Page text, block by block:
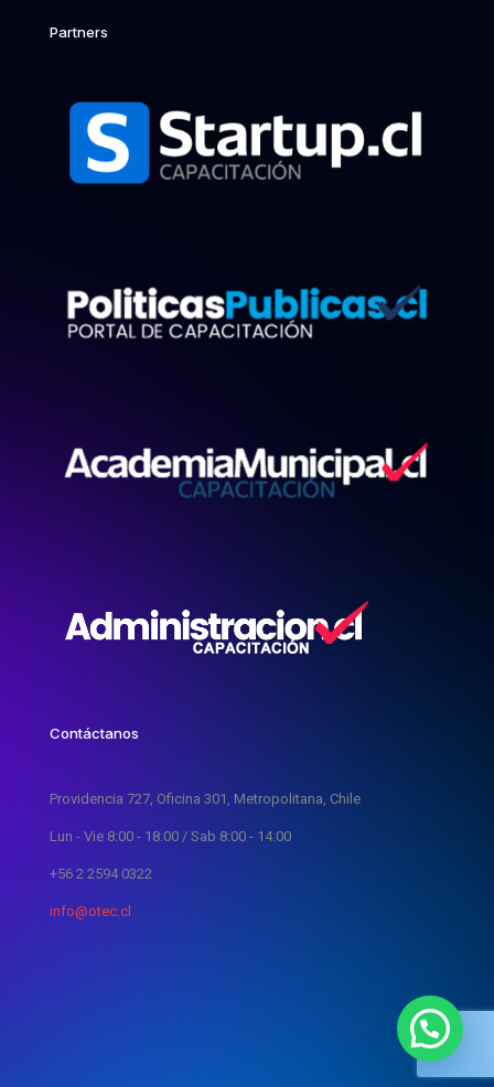
Partners
Contáctanos
Providencia 727, Oficina 301, Metropolitana, Chile
Lun - Vie 8:00 - 18:00 / Sab 8:00 - 14:00
+56 2 2594 0322
info@otec.cl